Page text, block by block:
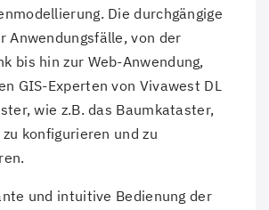
Die durchgängige
Anwendungsfälle, von der
bis hin zur Web-Anwendung,
GIS-Experten von Vivawest DL
wie z.B. das Baumkataster,
konfigurieren und zu
und intuitive Bedienung der